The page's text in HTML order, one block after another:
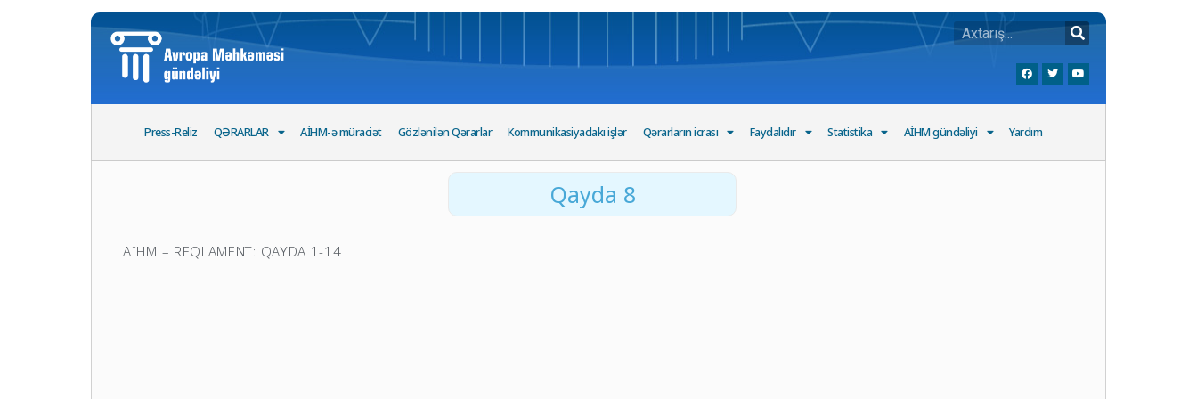
Press-Reliz QƏRARLAR AİHM-ə müraciət Gözlənilən Qərarlar Kommunikasiyadakı işlər Qərarların icrası Faydalıdır Statistika AİHM gündəliyi Yardım
Qayda 8
AIHM – REQLAMENT: QAYDA 1-14